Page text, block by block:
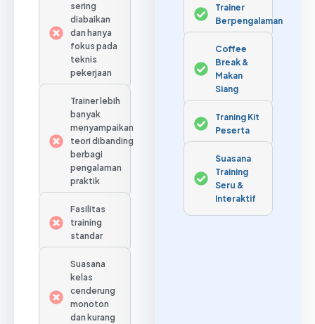
sering
diabaikan
dan hanya
fokus pada
teknis
pekerjaan
Trainer lebih
banyak
menyampaikan
teori dibanding
berbagi
pengalaman
praktik
Fasilitas
training
standar
Suasana
kelas
cenderung
monoton
dan kurang
Trainer
Berpengalaman
Coffee
Break &
Makan
Siang
Traning Kit
Peserta
Suasana
Training
Seru &
Interaktif